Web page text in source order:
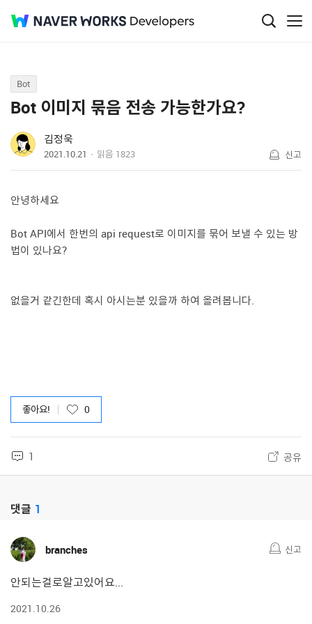
Q&A
Bot
Bot 이미지 묶음 전송 가능한가요?
김정욱
2021.10.21 읽음 1823 신고
안녕하세요
Bot API에서 한번의 api request로 이미지를 묶어 보낼 수 있는 방
법이 있나요?
없을거 같긴한데 혹시 아시는분 있을까 하여 올려봅니다.
좋아요! 0
1 공유
댓글 1
branches 신고
안되는걸로알고있어요...
2021.10.26